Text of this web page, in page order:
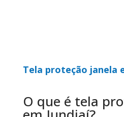
Tela proteção janela
O que é tela